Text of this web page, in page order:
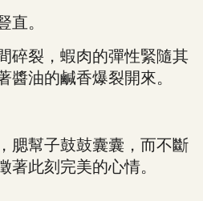
。
裂，蝦肉的彈性緊隨其
醬油的鹹香爆裂開來。
幫子鼓鼓囊囊，而不斷
著此刻完美的心情。